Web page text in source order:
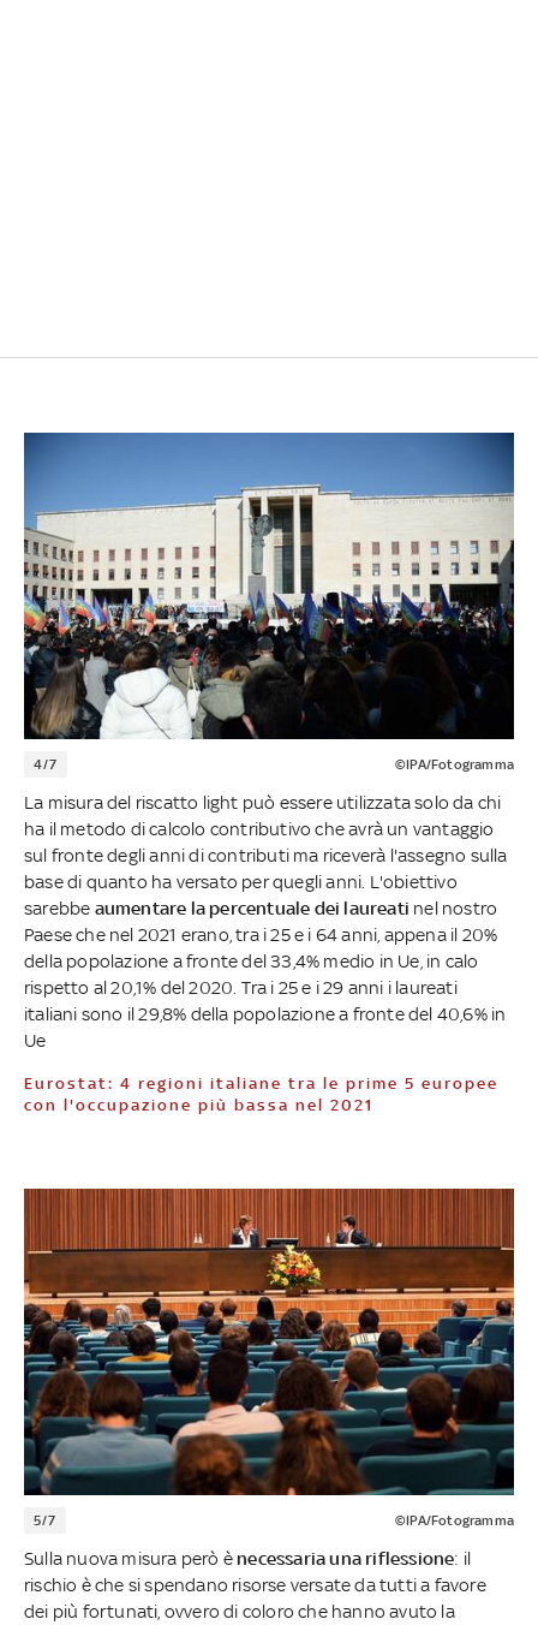
4/7 ©IPA/Fotogramma
La misura del riscatto light può essere utilizzata solo da chi
ha il metodo di calcolo contributivo che avrà un vantaggio
sul fronte degli anni di contributi ma riceverà l'assegno sulla
base di quanto ha versato per quegli anni. L'obiettivo
sarebbe aumentare la percentuale dei laureati nel nostro
Paese che nel 2021 erano, tra i 25 e i 64 anni, appena il 20%
della popolazione a fronte del 33,4% medio in Ue, in calo
rispetto al 20,1% del 2020. Tra i 25 e i 29 anni i laureati
italiani sono il 29,8% della popolazione a fronte del 40,6% in
Ue
Eurostat: 4 regioni italiane tra le prime 5 europee
con l'occupazione più bassa nel 2021
5/7 ©IPA/Fotogramma
Sulla nuova misura però è necessaria una riflessione: il
rischio è che si spendano risorse versate da tutti a favore
dei più fortunati, ovvero di coloro che hanno avuto la